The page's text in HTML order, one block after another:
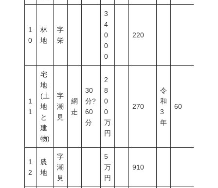
1
0
林
地
字
栄
3
4
0
0
0
220
1
1
宅
地
(土
地
と
建
物)
字
潮
見
網
走
30
分?
60
分
2
8
0
0
万
円
270
令
和
3
年
60
1
2
農
地
字
潮
見
5
万
円
910